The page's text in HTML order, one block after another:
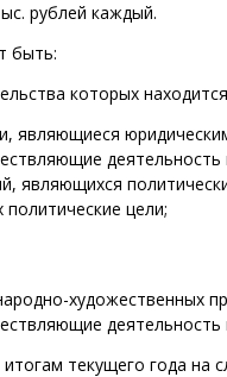
рублей каждый.
быть:
которых
являющиеся
являющихся
цели;
художественных
деятельность
текущего года на